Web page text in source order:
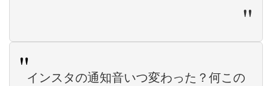
インスタの通知音いつ変わった？何この